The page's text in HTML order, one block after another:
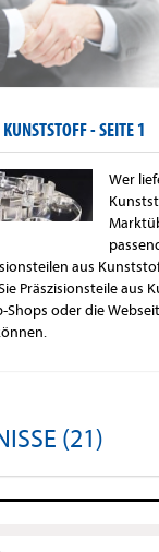
-SEITE 1
Wer
aus
Präszisionsteile aus
Shops oder die
(21)